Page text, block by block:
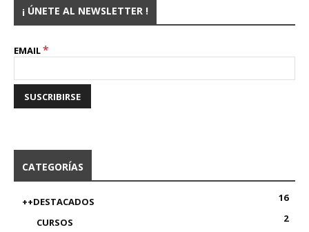
¡ ÚNETE AL NEWSLETTER !
EMAIL*
CATEGORÍAS
++DESTACADOS
16
CURSOS
2